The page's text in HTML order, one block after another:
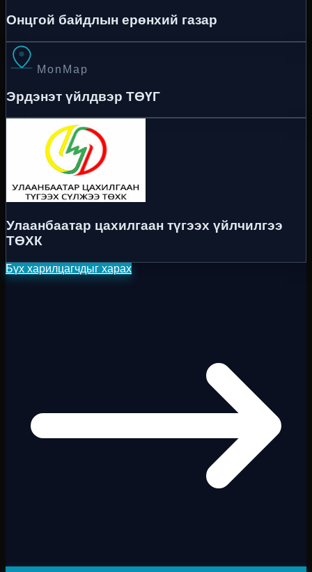
Онцгой байдлын ерөнхий газар
MonMap
Эрдэнэт үйлдвэр ТӨҮГ
Улаанбаатар цахилгаан түгээх үйлчилгээ
ТӨХК
Бүх харилцагчдыг харах